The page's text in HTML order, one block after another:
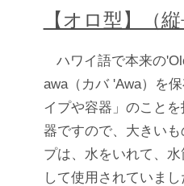
【オロ型】（
ハワイ語で本来の
awa（カバ 'Awa）を
イプや容器」のこと
器ですので、大きい
プは、水をいれて、
して使用されていま